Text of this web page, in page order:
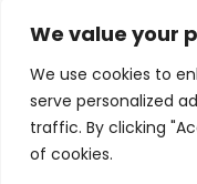
We value your
We use cookies to
serve personalized
traffic. By clicking
of cookies.